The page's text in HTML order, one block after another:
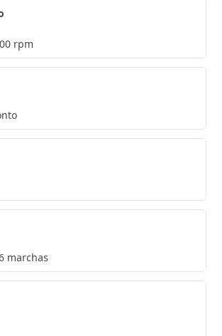
rpm
marchas